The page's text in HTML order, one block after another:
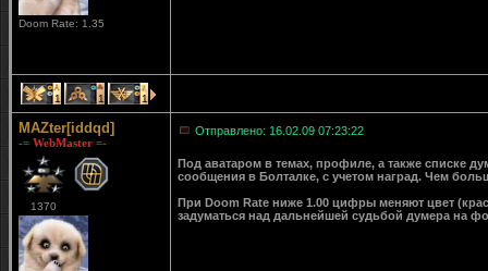
Doom Rate: 1.35
1 1 1
MAZter[iddqd]
-= WebMaster =-
1370
Отправлено: 16.02.09 07:23:22
Под аватаром в темах, профиле, а также списке
сообщения в Болталке, с учетом наград. Чем
При Doom Rate ниже 1.00 цифры меняют цвет
задуматься над дальнейшей судьбой думера на